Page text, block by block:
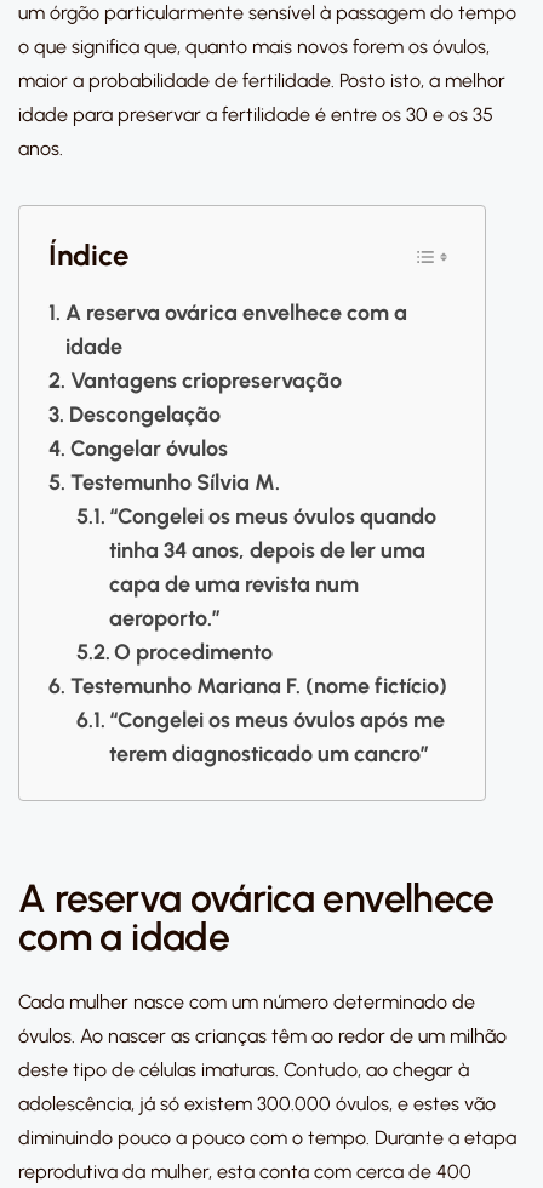
um órgão particularmente sensível à passagem do tempo
o que significa que, quanto mais novos forem os óvulos,
maior a probabilidade de fertilidade. Posto isto, a melhor
idade para preservar a fertilidade é entre os 30 e os 35
anos.
Índice
A reserva ovárica envelhece com a
idade
Vantagens criopreservação
Descongelação
Congelar óvulos
Testemunho Sílvia M.
“Congelei os meus óvulos quando
tinha 34 anos, depois de ler uma
capa de uma revista num
aeroporto.”
O procedimento
Testemunho Mariana F. (nome fictício)
“Congelei os meus óvulos após me
terem diagnosticado um cancro”
A reserva ovárica envelhece
com a idade
Cada mulher nasce com um número determinado de
óvulos. Ao nascer as crianças têm ao redor de um milhão
deste tipo de células imaturas. Contudo, ao chegar à
adolescência, já só existem 300.000 óvulos, e estes vão
diminuindo pouco a pouco com o tempo. Durante a etapa
reprodutiva da mulher, esta conta com cerca de 400